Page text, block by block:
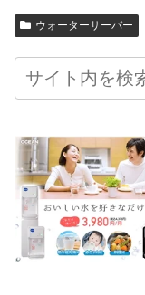
ウォーターサーバー